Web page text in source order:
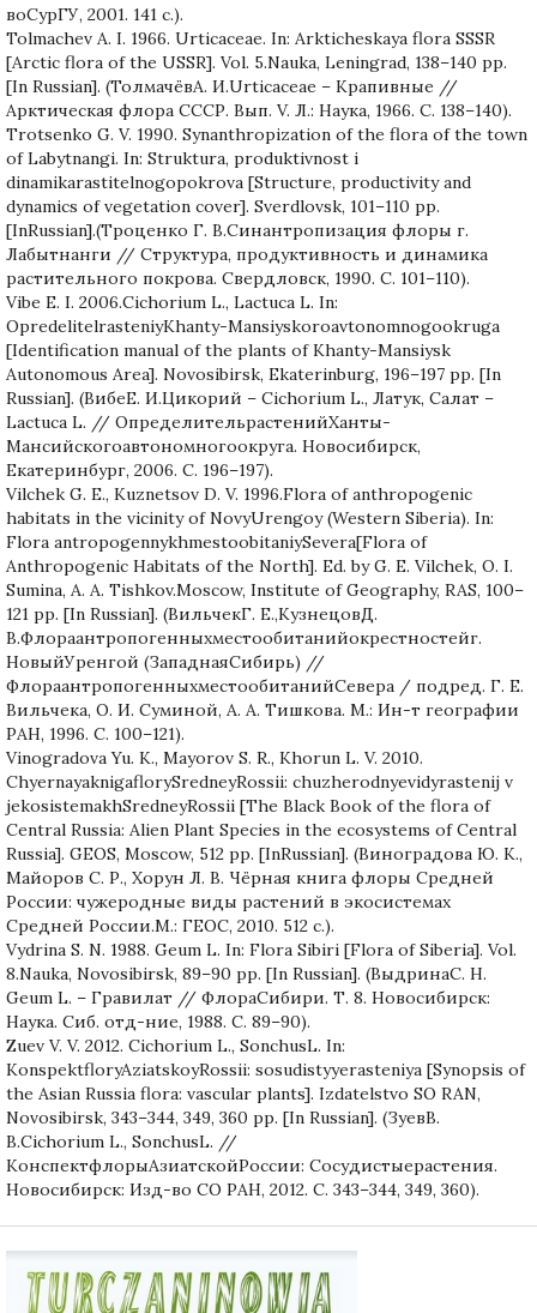
воСурГУ, 2001. 141 с.).
Tolmachev A. I. 1966. Urticaceae. In: Arkticheskaya flora SSSR
[Arctic flora of the USSR]. Vol. 5.Nauka, Leningrad, 138–140 pp.
[In Russian]. (ТолмачёвА. И.Urticaceae – Крапивные //
Арктическая флора СССР. Вып. V. Л.: Наука, 1966. С. 138–140).
Trotsenko G. V. 1990. Synanthropization of the flora of the town
of Labytnangi. In: Struktura, produktivnost i
dinamikarastitelnogopokrova [Structure, productivity and
dynamics of vegetation cover]. Sverdlovsk, 101–110 pp.
[InRussian].(Троценко Г. В.Синантропизация флоры г.
Лабытнанги // Структура, продуктивность и динамика
растительного покрова. Свердловск, 1990. С. 101–110).
Vibe E. I. 2006.Cichorium L., Lactuca L. In:
OpredelitelrasteniyKhanty-Mansiyskoroavtonomnogookruga
[Identification manual of the plants of Khanty-Mansiysk
Autonomous Area]. Novosibirsk, Ekaterinburg, 196–197 pp. [In
Russian]. (ВибеЕ. И.Цикорий – Cichorium L., Латук, Салат –
Lactuca L. // ОпределительрастенийХанты-
Мансийскогоавтономногоокруга. Новосибирск,
Екатеринбург, 2006. C. 196–197).
Vilchek G. E., Kuznetsov D. V. 1996.Flora of anthropogenic
habitats in the vicinity of NovyUrengoy (Western Siberia). In:
Flora antropogennykhmestoobitaniySevera[Flora of
Anthropogenic Habitats of the North]. Ed. by G. E. Vilchek, O. I.
Sumina, A. A. Tishkov.Moscow, Institute of Geography, RAS, 100–
121 pp. [In Russian]. (ВильчекГ. Е.,КузнецовД.
В.Флораантропогенныхместообитанийокрестностейг.
НовыйУренгой (ЗападнаяСибирь) //
ФлораантропогенныхместообитанийСевера / подред. Г. Е.
Вильчека, О. И. Суминой, А. А. Тишкова. М.: Ин-т географии
РАН, 1996. С. 100–121).
Vinogradova Yu. K., Mayorov S. R., Khorun L. V. 2010.
ChyernayaknigaflorySredneyRossii: chuzherodnyevidyrastenij v
jekosistemakhSredneyRossii [The Black Book of the flora of
Central Russia: Alien Plant Species in the ecosystems of Central
Russia]. GEOS, Moscow, 512 pp. [InRussian]. (Виноградова Ю. К.,
Майоров С. Р., Хорун Л. В. Чёрная книга флоры Средней
России: чужеродные виды растений в экосистемах
Средней России.М.: ГЕОС, 2010. 512 с.).
Vydrina S. N. 1988. Geum L. In: Flora Sibiri [Flora of Siberia]. Vol.
8.Nauka, Novosibirsk, 89–90 pp. [In Russian]. (ВыдринаС. Н.
Geum L. – Гравилат // ФлораСибири. Т. 8. Новосибирск:
Наука. Сиб. отд-ние, 1988. С. 89–90).
Zuev V. V. 2012. Cichorium L., SonchusL. In:
KonspektfloryAziatskoyRossii: sosudistyyerasteniya [Synopsis of
the Asian Russia flora: vascular plants]. Izdatelstvo SO RAN,
Novosibirsk, 343–344, 349, 360 pp. [In Russian]. (ЗуевВ.
В.Cichorium L., SonchusL. //
КонспектфлорыАзиатскойРоссии: Сосудистыерастения.
Новосибирск: Изд-во СО РАН, 2012. С. 343–344, 349, 360).